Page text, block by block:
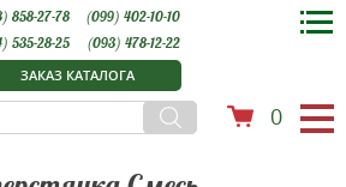
ЗАКАЗ КАТАЛОГА
0
858-27-78
(099) 402-10-10
535-28-25
(093) 478-12-22